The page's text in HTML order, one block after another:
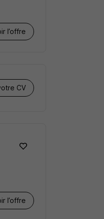
l’offre
CV
l’offre